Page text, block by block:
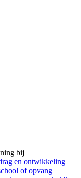
bij
en ontwikkeling
of opvang